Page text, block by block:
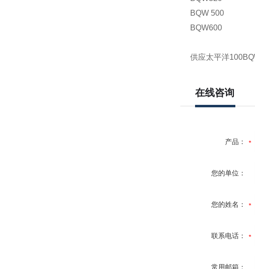
BQW 500
BQW600
供应太平洋
在线咨询
产品：
您的单位：
您的姓名：
联系电话：
常用邮箱：